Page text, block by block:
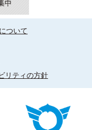
ついて
リティの方針